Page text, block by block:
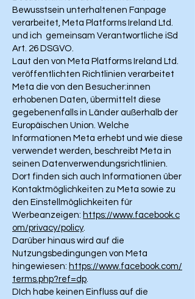
Bewusstsein unterhaltenen Fanpage
verarbeitet, Meta Platforms Ireland Ltd.
und ich gemeinsam Verantwortliche iSd
Art. 26 DSGVO.
Laut den von Meta Platforms Ireland Ltd.
veröffentlichten Richtlinien verarbeitet
Meta die von den Besucher:innen
erhobenen Daten, übermittelt diese
gegebenenfalls in Länder außerhalb der
Europäischen Union. Welche
Informationen Meta erhebt und wie diese
verwendet werden, beschreibt Meta in
seinen Datenverwendungsrichtlinien.
Dort finden sich auch Informationen über
Kontaktmöglichkeiten zu Meta sowie zu
den Einstellmöglichkeiten für
Werbeanzeigen: https://www.facebook.c
om/privacy/policy.
Darüber hinaus wird auf die
Nutzungsbedingungen von Meta
hingewiesen: https://www.facebook.com/
terms.php?ref=dp.
DIch habe keinen Einfluss auf die